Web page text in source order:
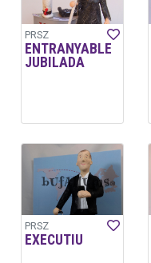
PRSZ
ENTRANYABLE
JUBILADA
PRSZ
EXECUTIU